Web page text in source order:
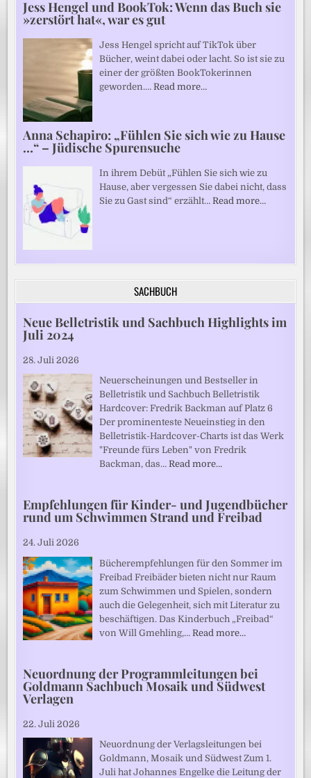
Jess Hengel und BookTok: Wenn das Buch sie
»zerstört hat«, war es gut
Jess Hengel spricht auf TikTok über
Bücher, weint dabei oder lacht. So ist sie zu
einer der größten BookTokerinnen
geworden.…Read more…
Anna Schapiro: „Fühlen Sie sich wie zu Hause
…“ – Jüdische Spurensuche
In ihrem Debüt „Fühlen Sie sich wie zu
Hause, aber vergessen Sie dabei nicht, dass
Sie zu Gast sind“ erzählt…Read more…
SACHBUCH
Neue Belletristik und Sachbuch Highlights im
Juli 2024
28. Juli 2026
Neuerscheinungen und Bestseller in
Belletristik und Sachbuch Belletristik
Hardcover: Fredrik Backman auf Platz 6
Der prominenteste Neueinstieg in den
Belletristik-Hardcover-Charts ist das Werk
"Freunde fürs Leben" von Fredrik
Backman, das…Read more…
Empfehlungen für Kinder- und Jugendbücher
rund um Schwimmen Strand und Freibad
24. Juli 2026
Bücherempfehlungen für den Sommer im
Freibad Freibäder bieten nicht nur Raum
zum Schwimmen und Spielen, sondern
auch die Gelegenheit, sich mit Literatur zu
beschäftigen. Das Kinderbuch „Freibad“
von Will Gmehling,…Read more…
Neuordnung der Programmleitungen bei
Goldmann Sachbuch Mosaik und Südwest
Verlagen
22. Juli 2026
Neuordnung der Verlagsleitungen bei
Goldmann, Mosaik und Südwest Zum 1.
Juli hat Johannes Engelke die Leitung der